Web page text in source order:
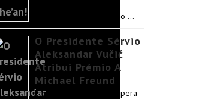
incêndio devastador. Não …
O Presidente Sérvio
Aleksandar Vučić
Atribui Prémio A
Michael Freund
Freund confirma que espera